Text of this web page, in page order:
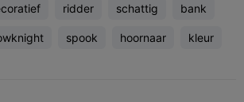
ridder schattig bank
spook hoornaar kleur